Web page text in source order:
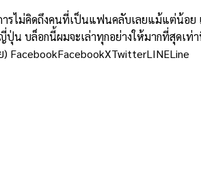
รไม่คิดถึงคนที่เป็นแฟนคลับเลยแม้แต่น้อ
บล็อกนี้ผมจะเล่าทุกอย่างให้มากที่สุดเ
FacebookFacebookXTwitterLINELine